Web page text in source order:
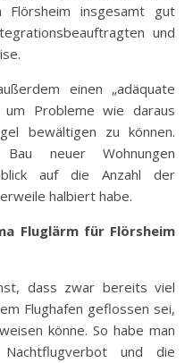
Flörsheim insgesamt gut
und
einen „adäquate
um Probleme wie daraus
bewältigen zu können.
neuer Wohnungen
auf die Anzahl der
halbiert habe.
Fluglärm für Flörsheim
dass zwar bereits viel
Flughafen geflossen sei,
könne. So habe man
und die